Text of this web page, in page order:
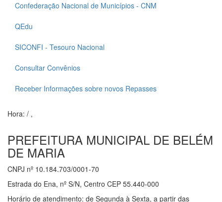
Confederação Nacional de Municípios - CNM
QEdu
SICONFI - Tesouro Nacional
Consultar Convênios
Receber Informações sobre novos Repasses
Hora: / ,
PREFEITURA MUNICIPAL DE BELÉM
DE MARIA
CNPJ nº 10.184.703/0001-70
Estrada do Ena, nº S/N, Centro CEP 55.440-000
Horário de atendimento: de Segunda à Sexta, a partir das